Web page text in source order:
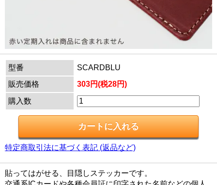
型番
SCARDBLU
販売価格
303円(税28円)
購入数
特定商取引法に基づく表記 (返品など)
貼ってはがせる、目隠しステッカーです。